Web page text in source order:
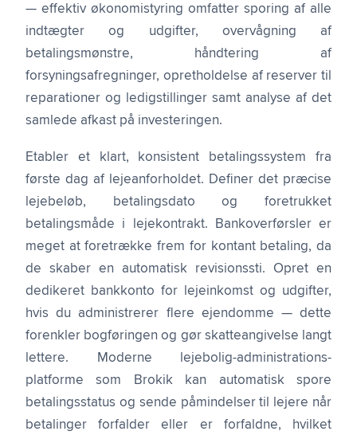
— effektiv økonomistyring omfatter sporing af alle
indtægter og udgifter, overvågning af
betalingsmønstre, håndtering af
forsyningsafregninger, opretholdelse af reserver til
reparationer og ledigstillinger samt analyse af det
samlede afkast på investeringen.
Etabler et klart, konsistent betalingssystem fra
første dag af lejeanforholdet. Definer det præcise
lejebeløb, betalingsdato og foretrukket
betalingsmåde i lejekontrakt. Bankoverførsler er
meget at foretrække frem for kontant betaling, da
de skaber en automatisk revisionssti. Opret en
dedikeret bankkonto for lejeinkomst og udgifter,
hvis du administrerer flere ejendomme — dette
forenkler bogføringen og gør skatteangivelse langt
lettere. Moderne lejebolig-administrations-
platforme som Brokik kan automatisk spore
betalingsstatus og sende påmindelser til lejere når
betalinger forfalder eller er forfaldne, hvilket